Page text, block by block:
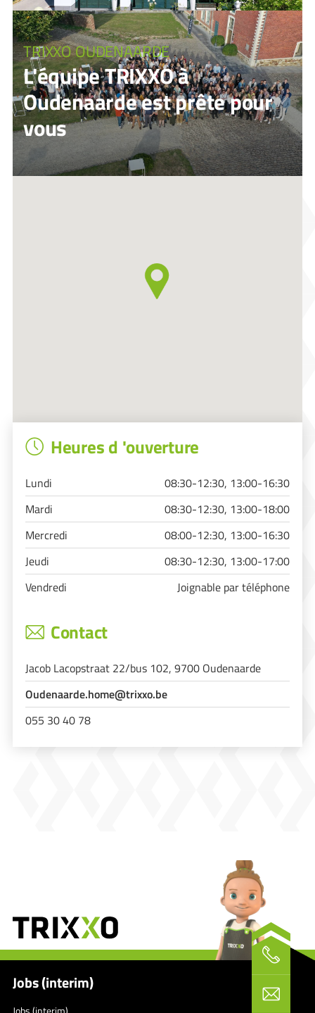
TRIXXO OUDENAARDE
L'équipe TRIXXO à
Oudenaarde est prête pour
vous
Heures d 'ouverture
Lundi
08:30-12:30, 13:00-16:30
Mardi
08:30-12:30, 13:00-18:00
Mercredi
08:00-12:30, 13:00-16:30
Jeudi
08:30-12:30, 13:00-17:00
Vendredi
Joignable par téléphone
Contact
Jacob Lacopstraat 22/bus 102, 9700 Oudenaarde
Oudenaarde.home@trixxo.be
055 30 40 78
Jobs (interim)